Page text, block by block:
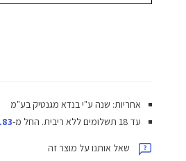
אחריות: שנה ע"י בנדא מגנטיק בע"מ
עד 18 תשלומים ללא ריבית.
החל מ-₪
שאל אותנו על מוצר זה